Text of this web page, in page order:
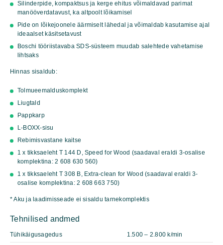
Silinderpide, kompaktsus ja kerge ehitus võimaldavad parimat
manööverdatavust, ka altpoolt lõikamisel
Pide on lõikejoonele äärmiselt lähedal ja võimaldab kasutamise ajal
ideaalset käsitsetavust
Boschi tööriistavaba SDS-süsteem muudab salehtede vahetamise
lihtsaks
Hinnas sisaldub:
Tolmueemalduskomplekt
Liugtald
Pappkarp
L-BOXX-sisu
Rebimisvastane kaitse
1 x tikksaeleht T 144 D, Speed for Wood (saadaval eraldi 3-osalise
komplektina: 2 608 630 560)
1 x tikksaeleht T 308 B, Extra-clean for Wood (saadaval eraldi 3-
osalise komplektina: 2 608 663 750)
* Aku ja laadimisseade ei sisaldu tarnekomplektis
Tehnilised andmed
Tühikäigusagedus 1.500 – 2.800 k/min